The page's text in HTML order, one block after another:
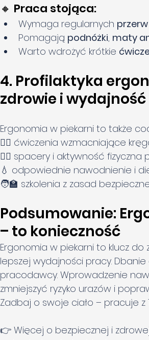
🔸 Praca stojąca:
Wymaga regularnych
Pomagają podnóżki, maty
Warto wdrożyć krótkie
4. Profilaktyka
zdrowie i wydajność
Ergonomia w piekarni to także
🧘‍♂️ ćwiczenia wzmacniające
🚶‍♀️ spacery i aktywność fizyczna
💧 odpowiednie nawodnienie i
🧑‍🏫 szkolenia z zasad
Podsumowanie:
– to konieczność
Ergonomia w piekarni to klucz
lepszej wydajności pracy.
pracodawcy. Wprowadzenie
zmniejszyć ryzyko urazów i
Zadbaj o swoje ciało – pracuje z
👉 Więcej o bezpiecznej i